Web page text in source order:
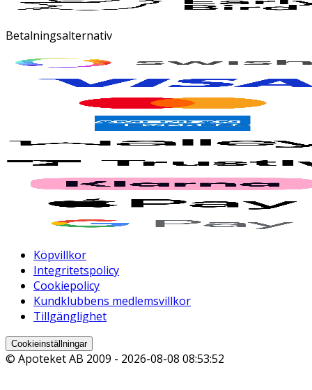
Betalningsalternativ
Köpvillkor
Integritetspolicy
Cookiepolicy
Kundklubbens medlemsvillkor
Tillgänglighet
Cookieinställningar
© Apoteket AB 2009 - 2026-08-08 08:53:52